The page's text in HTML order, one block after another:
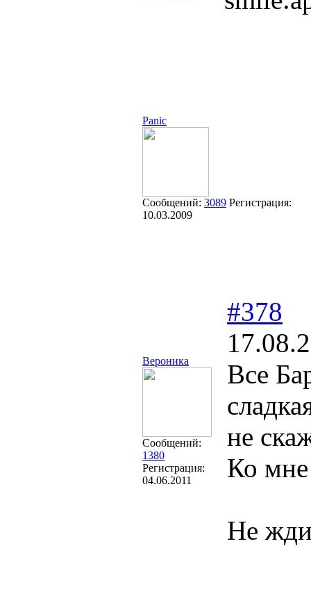
Panic
Сообщений: 3089 Регистрация:
10.03.2009
Вероника
Сообщений:
1380
Регистрация:
04.06.2011
#378
Все
не
Ко
Не жди